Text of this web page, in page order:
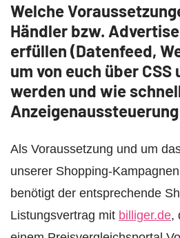
Welche
Händler bzw.
erfüllen (Datenfeed,
um von euch über
werden und wie
Als Voraussetzung und um
unserer Shopping-
benötigt der entsprechende
Listungsvertrag mit billiger.de,